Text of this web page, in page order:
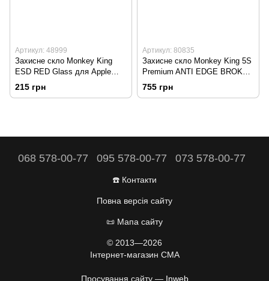
Артикул: 48999
Захисне скло Monkey King
ESD RED Glass для Apple
iPhone 16
215 грн
Артикул: 80835
Захисне скло Monkey King 5S
Premium ANTI EDGE BROKEN
Apple iPhone 16
755 грн
068 578-00-77 095 578-00-77 073 578-00-77
☎️ Контакти
Повна версія сайту
📜 Мапа сайту
© 2013—2026
Інтернет-магазин CMA
Просування сайту — Inweb